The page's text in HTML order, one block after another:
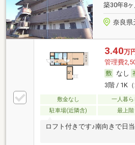
築30年8
奈良県
3.40万
管理費
なし
3階 / 1K
敷金なし 一人暮ら
駐車場(近隣含)
最上階
ロフト付きです♪南向きで日